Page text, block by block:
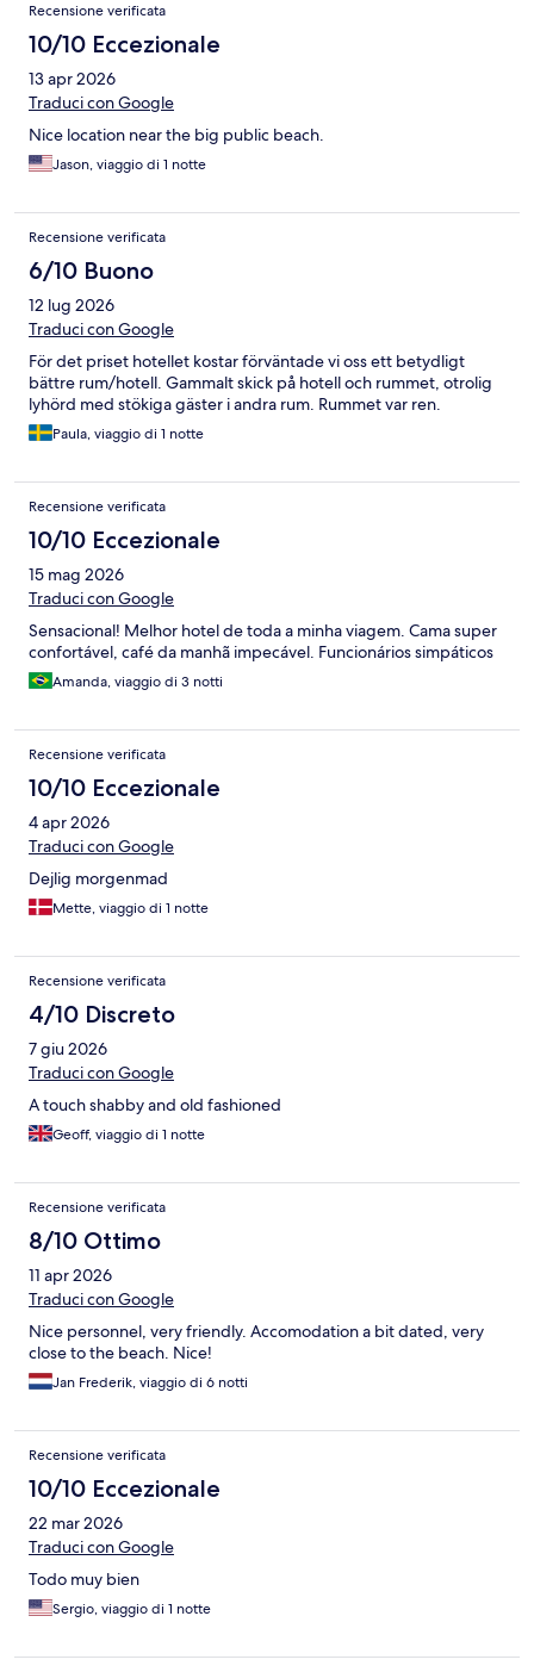
Recensione verificata
10/10 Eccezionale
13 apr 2026
Traduci con Google
Nice location near the big public beach.
Jason, viaggio di 1 notte
Recensione verificata
6/10 Buono
12 lug 2026
Traduci con Google
För det priset hotellet kostar förväntade vi oss ett betydligt
bättre rum/hotell. Gammalt skick på hotell och rummet, otrolig
lyhörd med stökiga gäster i andra rum. Rummet var ren.
Paula, viaggio di 1 notte
Recensione verificata
10/10 Eccezionale
15 mag 2026
Traduci con Google
Sensacional! Melhor hotel de toda a minha viagem. Cama super
confortável, café da manhã impecável. Funcionários simpáticos
Amanda, viaggio di 3 notti
Recensione verificata
10/10 Eccezionale
4 apr 2026
Traduci con Google
Dejlig morgenmad
Mette, viaggio di 1 notte
Recensione verificata
4/10 Discreto
7 giu 2026
Traduci con Google
A touch shabby and old fashioned
Geoff, viaggio di 1 notte
Recensione verificata
8/10 Ottimo
11 apr 2026
Traduci con Google
Nice personnel, very friendly. Accomodation a bit dated, very
close to the beach. Nice!
Jan Frederik, viaggio di 6 notti
Recensione verificata
10/10 Eccezionale
22 mar 2026
Traduci con Google
Todo muy bien
Sergio, viaggio di 1 notte